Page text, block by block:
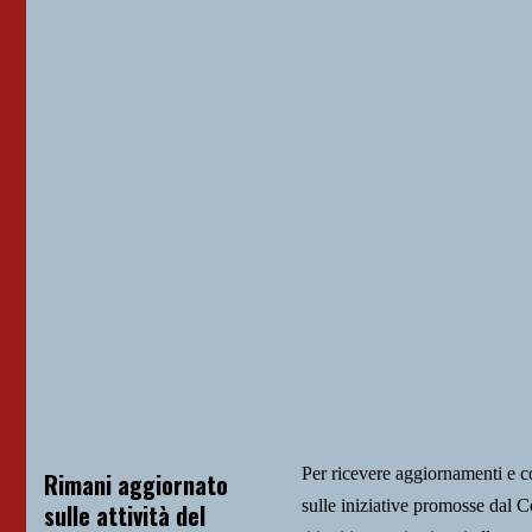
Rimani aggiornato
sulle attività del
Per ricevere aggiornamenti e
sulle iniziative promosse dal